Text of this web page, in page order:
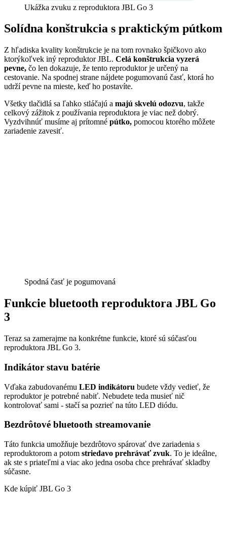
Ukážka zvuku z reproduktora JBL Go 3
Solídna konštrukcia s praktickým pútkom
Z hľadiska kvality konštrukcie je na tom rovnako špičkovo ako
ktorýkoľvek iný reproduktor JBL. Celá konštrukcia vyzerá
pevne, čo len dokazuje, že tento reproduktor je určený na
cestovanie. Na spodnej strane nájdete pogumovanú časť, ktorá ho
udrží pevne na mieste, keď ho postavíte.
Všetky tlačidlá sa ľahko stláčajú a majú skvelú odozvu, takže
celkový zážitok z používania reproduktora je viac než dobrý.
Vyzdvihnúť musíme aj prítomné pútko, pomocou ktorého môžete
zariadenie zavesiť.
Spodná časť je pogumovaná
Funkcie bluetooth reproduktora JBL Go
3
Teraz sa zamerajme na konkrétne funkcie, ktoré sú súčasťou
reproduktora JBL Go 3.
Indikátor stavu batérie
Vďaka zabudovanému LED indikátoru budete vždy vedieť, že
reproduktor je potrebné nabiť. Nebudete teda musieť nič
kontrolovať sami - stačí sa pozrieť na túto LED diódu.
Bezdrôtové bluetooth streamovanie
Táto funkcia umožňuje bezdrôtovo spárovať dve zariadenia s
reproduktorom a potom striedavo prehrávať zvuk. To je ideálne,
ak ste s priateľmi a viac ako jedna osoba chce prehrávať skladby
súčasne.
Kde kúpiť JBL Go 3